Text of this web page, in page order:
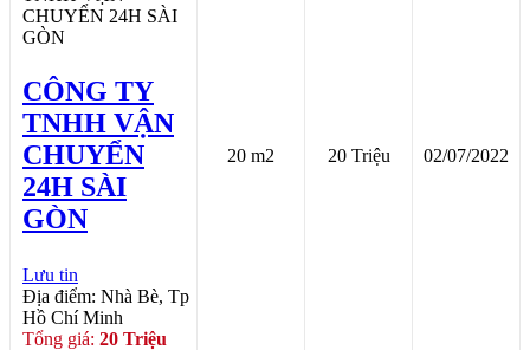
CÔNG TY
TNHH VẬN
CHUYỂN
24H SÀI
GÒN
Lưu tin
Địa điểm: Nhà Bè, Tp
Hồ Chí Minh
Tổng giá: 20 Triệu
20 m2 20 Triệu 02/07/2022